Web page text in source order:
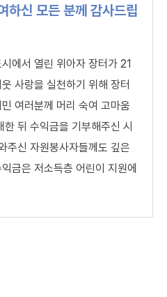
하신 모든 분께 감사드립
에서 열린 위아자 장터가 21
사랑을 실천하기 위해 장터
여러분께 머리 숙여 고마움
뒤 수익금을 기부해주신 시
주신 자원봉사자들께도 깊은
금은 저소득층 어린이 지원에